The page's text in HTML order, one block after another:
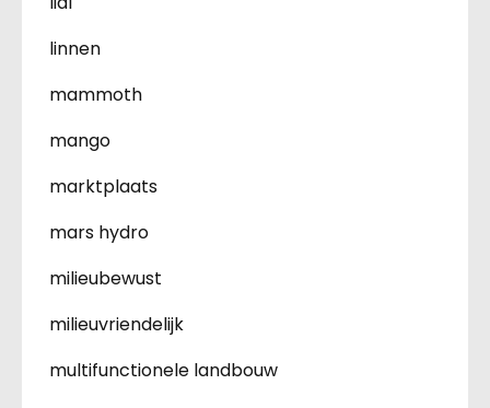
linnen
mammoth
mango
marktplaats
mars hydro
milieubewust
milieuvriendelijk
multifunctionele landbouw